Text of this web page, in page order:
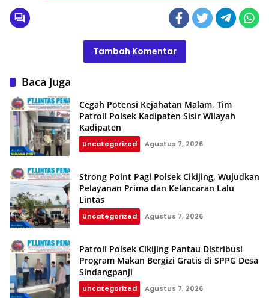
Tambah Komentar
Baca Juga
Cegah Potensi Kejahatan Malam, Tim
Patroli Polsek Kadipaten Sisir Wilayah
Kadipaten
Uncategorized Agustus 7, 2026
Strong Point Pagi Polsek Cikijing, Wujudkan
Pelayanan Prima dan Kelancaran Lalu
Lintas
Uncategorized Agustus 7, 2026
Patroli Polsek Cikijing Pantau Distribusi
Program Makan Bergizi Gratis di SPPG Desa
Sindangpanji
Uncategorized Agustus 7, 2026